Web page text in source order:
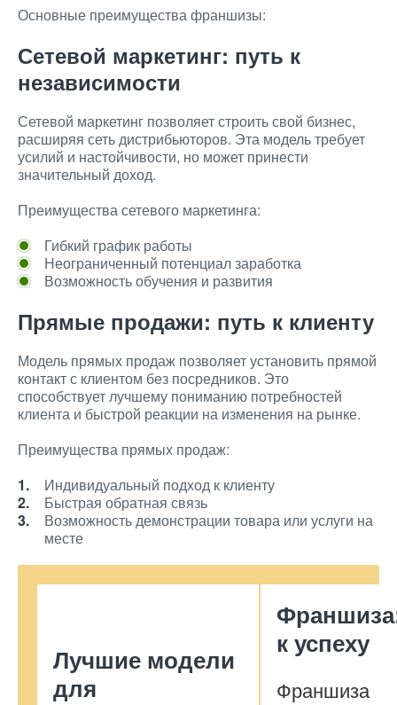
Основные преимущества франшизы:
Сетевой маркетинг: путь к
независимости
Сетевой маркетинг позволяет строить свой бизнес,
расширяя сеть дистрибьюторов. Эта модель требует
усилий и настойчивости, но может принести
значительный доход.
Преимущества сетевого маркетинга:
Гибкий график работы
Неограниченный потенциал заработка
Возможность обучения и развития
Прямые продажи: путь к клиенту
Модель прямых продаж позволяет установить прямой
контакт с клиентом без посредников. Это
способствует лучшему пониманию потребностей
клиента и быстрой реакции на изменения на рынке.
Преимущества прямых продаж:
Индивидуальный подход к клиенту
Быстрая обратная связь
Возможность демонстрации товара или услуги на
месте
Лучшие модели
для
к успеху
Франшиза